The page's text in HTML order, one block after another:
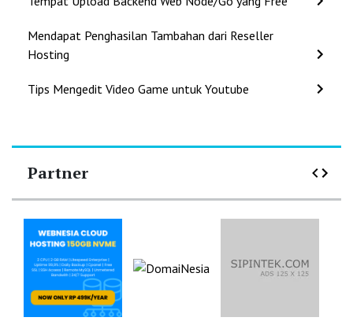
Mendapat Penghasilan Tambahan dari Reseller
Hosting
Tips Mengedit Video Game untuk Youtube
Partner